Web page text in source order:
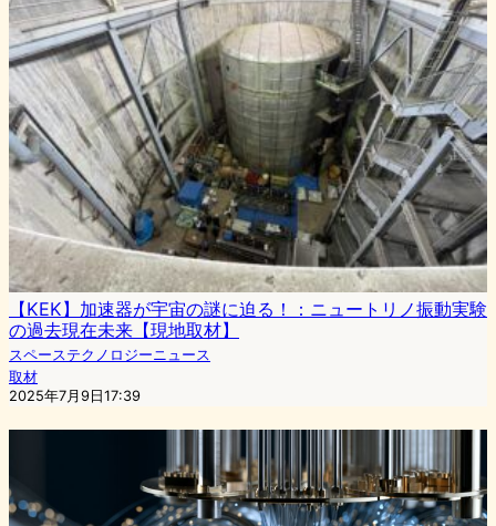
【KEK】加速器が宇宙の謎に迫る！：ニュートリノ振動実験
の過去現在未来【現地取材】
スペーステクノロジーニュース
取材
2025年7月9日17:39